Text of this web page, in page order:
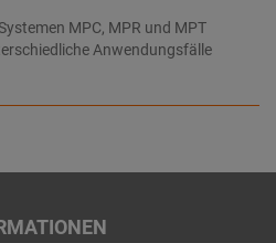
MPC, MPR und MPT
Anwendungsfälle